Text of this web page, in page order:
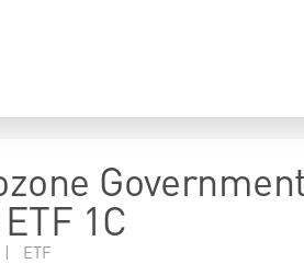
Government
1C
| ETF